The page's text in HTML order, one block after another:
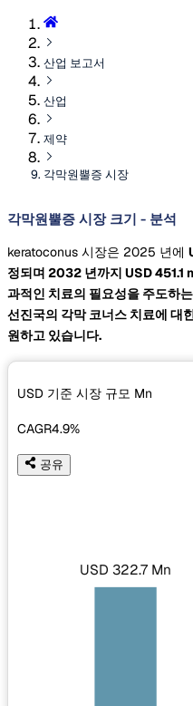
산업 보고서
산업
제약
각막원뿔증 시장
각막원뿔증 시장 크기 - 분석
keratoconus 시장은 2025 년에
정되며 2032 년까지 USD 451.1
과적인 치료의 필요성을 주도하
선진국의 각막 코너스 치료에 대
원하고 있습니다.
USD 기준 시장 규모 Mn
CAGR4.9%
공유
USD 322.7 Mn